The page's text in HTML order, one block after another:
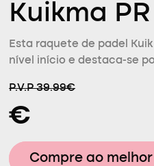
Kuikma
Esta raquete de padel
nível início e destaca-se
P.V.P 39.99€
€
Compre ao